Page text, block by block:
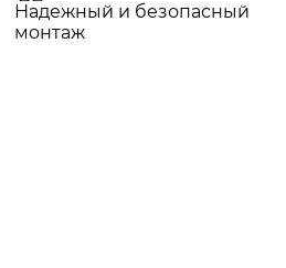
Надежный и безопасный
монтаж